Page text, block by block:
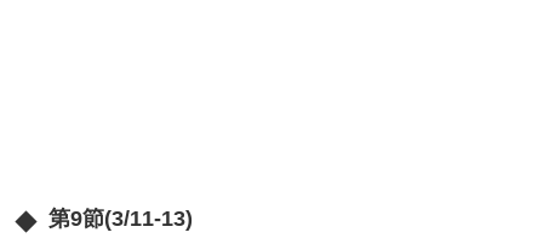
第9節(3/11-13)